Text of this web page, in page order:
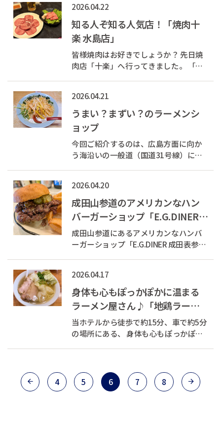
もおしゃれで味もとてもおいしく、何
度でも通いたくなるお店です。 今回は
ランチに伺い、人気メニューの「...
2026.04.22
知る人ぞ知る人気店！「焼肉十
楽 水島店」
皆様焼肉はお好きでしょうか？ 先日焼
肉店「十楽」へ行ってきました。 「十
です。 とにかくお肉が新鮮！ おすすめ
は牛タン塩。柔らかいお肉に別添えの
2026.04.21
うまい？まずい？のラーメンシ
ョップ
今回ご紹介するのは、広島方面に向か
う海沿いの一般道（国道31号線）にあ
い？」の言葉が目を引きますが、結論
から言うと“うまい”です。 お店のおす
すめは「ネギラーメン」...
2026.04.20
成田山参道のアメリカンなハン
バーガーショップ「E.G.DINER
成田表参道店」
成田山参道にあるアメリカンなハンバ
ーガーショップ「E.G.DINER 成田表参道
の二号店。 店内にはアメリカンな雰囲
気が漂い、ハンバーガーはかなりのボ
リューム！ シンプルな味付けで肉...
2026.04.17
身体も心もぽっかぽかに温まる
ラーメン屋さん♪「地鶏ラーメ
ン ありがとう」
当ホテルから徒歩で約15分、車で約5分
の場所にある、 身体も心もぽっかぽか
は、お店自慢の「塩ワンタンメン」 ス
ープはあっさりとしていて濃すぎるこ...
4 5 6 7 8